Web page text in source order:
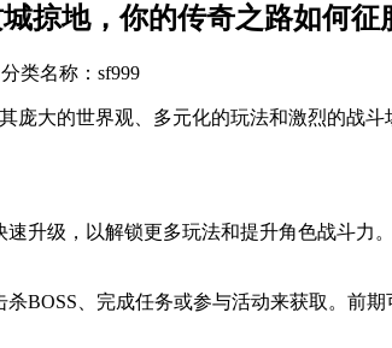
掠地，你的传奇之路如何征
类名称：sf999
庞大的世界观、多元化的玩法和激烈的战
升级，以解锁更多玩法和提升角色战斗
BOSS、完成任务或参与活动来获取。前